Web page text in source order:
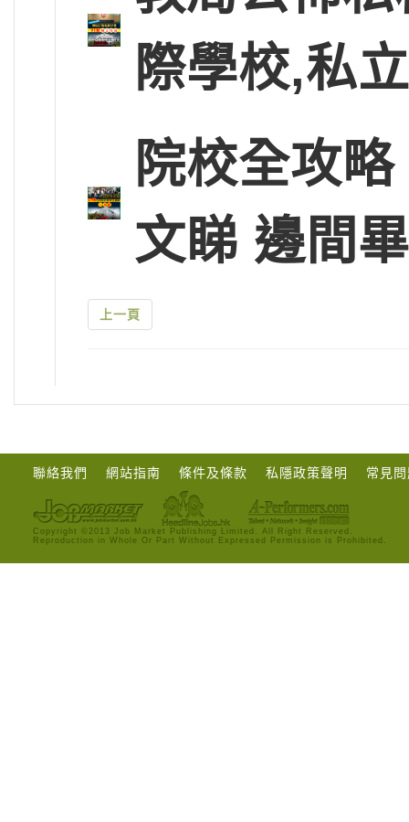
際學校,私
院校全攻
文睇 邊間
上一頁
聯絡我們 網站指南 條件及條款 私隱政策聲明 常見
Copyright ©2013 Job Market Publishing Limited. All Right Reserved.
Reproduction in Whole Or Part Without Expressed Permission is Prohibited.